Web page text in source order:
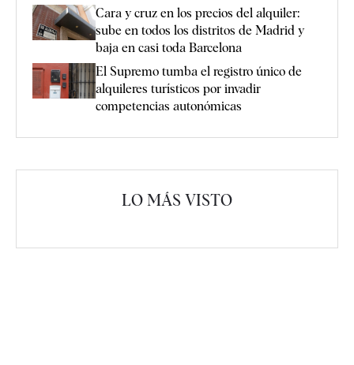
Cara y cruz en los precios del alquiler:
sube en todos los distritos de Madrid y
baja en casi toda Barcelona
El Supremo tumba el registro único de
alquileres turísticos por invadir
competencias autonómicas
LO MÁS VISTO